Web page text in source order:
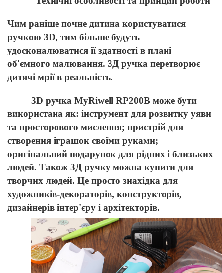
Чим раніше почне дитина користуватися
ручкою 3D, тим більше будуть
удосконалюватися її здатності в плані
об'ємного малювання. 3Д ручка перетворює
дитячі мрії в реальність.
3D ручка MyRiwell RP200B може бути
використана як: інструмент для розвитку уяви
та просторового мислення; пристрій для
створення іграшок своїми руками;
оригінальний подарунок для рідних і близьких
людей. Також 3Д ручку можна купити для
творчих людей. Це просто знахідка для
художників-декораторів, конструкторів,
дизайнерів інтер'єру і архітекторів.